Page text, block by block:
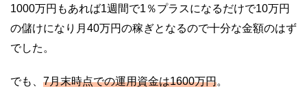
1000万円もあれば1週間で1％プラスになるだけで10万円
の儲けになり月40万円の稼ぎとなるので十分な金額のはず
でした。
でも、 7月末時点での運用資金は1600万円。